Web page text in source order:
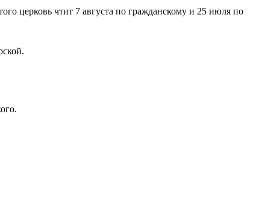
церковь чтит 7 августа по гражданскому и 25 июля по